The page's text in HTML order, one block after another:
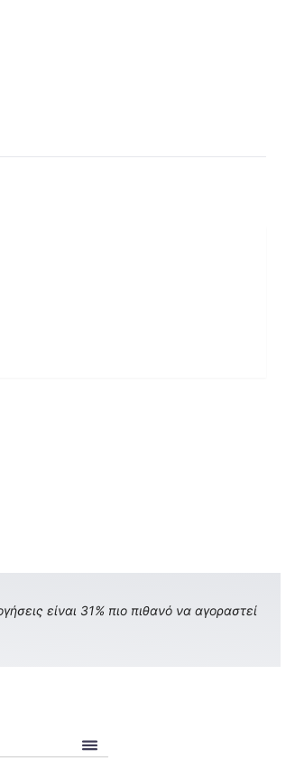
είναι 31% πιο πιθανό να αγοραστεί